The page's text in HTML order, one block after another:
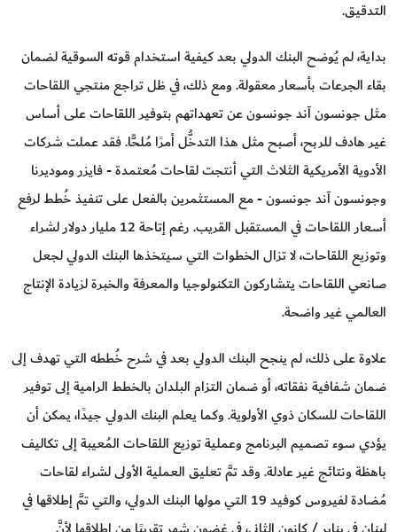
التدقيق.
بداية، لم يُوضح البنك الدولي بعد كيفية استخدام قوته السوقية لضمان
بقاء الجرعات بأسعار معقولة. ومع ذلك، في ظل تراجع منتجي اللقاحات
مثل جونسون آند جونسون عن تعهداتهم بتوفير اللقاحات على أساس
غير هادف للربح، أصبح مثل هذا التدخُّل أمرًا مُلحًّا. فقد عملت شركات
الأدوية الأمريكية الثلاث التي أنتجت لقاحات مُعتمدة - فايزر وموديرنا
وجونسون آند جونسون - مع المستثمرين بالفعل على تنفيذ خُطط لرفع
أسعار اللقاحات في المستقبل القريب. رغم إتاحة 12 مليار دولار لشراء
وتوزيع اللقاحات، لا تزال الخطوات التي سيتخذها البنك الدولي لجعل
صانعي اللقاحات يتشاركون التكنولوجيا والمعرفة والخبرة لزيادة الإنتاج
العالمي غير واضحة.
علاوة على ذلك، لم ينجح البنك الدولي بعد في شرح خُططه التي تهدف إلى
ضمان شفافية نفقاته، أو ضمان التزام البلدان بالخطط الرامية إلى توفير
اللقاحات للسكان ذوي الأولوية. وكما يعلم البنك الدولي جيدًا، يمكن أن
يؤدي سوء تصميم البرنامج وعملية توزيع اللقاحات المُعيبة إلى تكاليف
باهظة ونتائج غير عادلة. وقد تمَّ تعليق العملية الأولى لشراء لقاحات
مُضادة لفيروس كوفيد 19 التي مولها البنك الدولي، والتي تمَّ إطلاقها في